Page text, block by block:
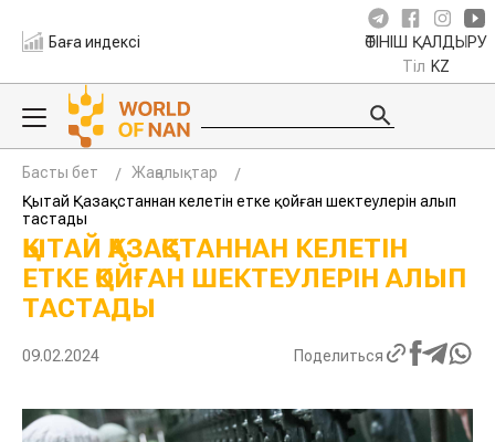
Баға индексі ӨТІНІШ ҚАЛДЫРУ
Тіл KZ
Басты бет
Жаңалықтар
Қытай Қазақстаннан келетін етке қойған шектеулерін алып
тастады
ҚЫТАЙ ҚАЗАҚСТАННАН КЕЛЕТІН
ЕТКЕ ҚОЙҒАН ШЕКТЕУЛЕРІН АЛЫП
ТАСТАДЫ
09.02.2024 Поделиться